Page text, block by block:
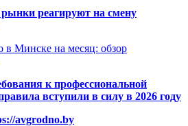
рынки реагируют на смену
в Минске на месяц: обзор
к профессиональной
вступили в силу в 2026 году
avgrodno.by